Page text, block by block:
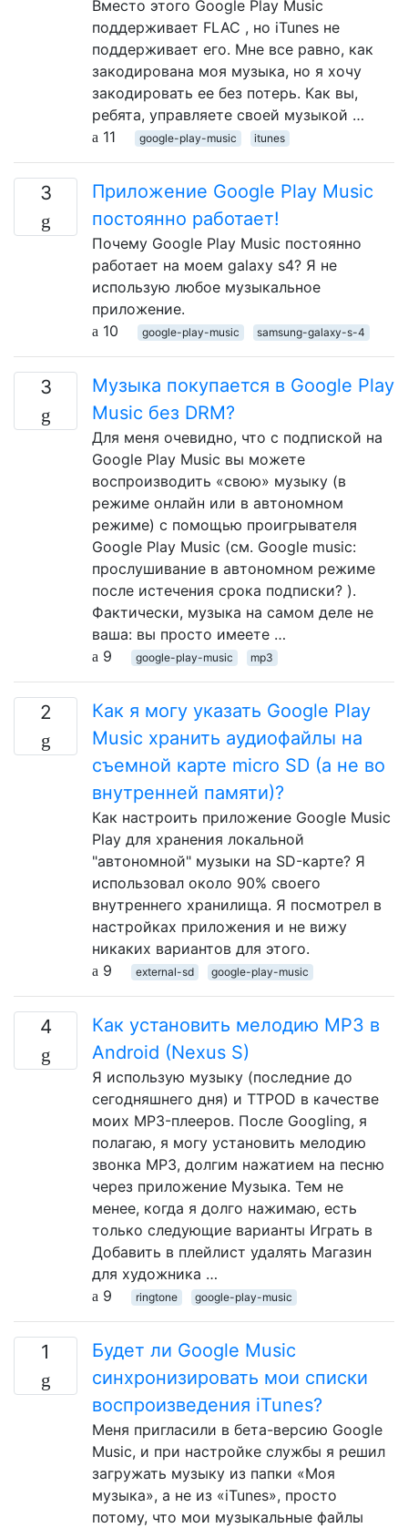
Вместо этого Google Play Music
поддерживает FLAC , но iTunes не
поддерживает его. Мне все равно, как
закодирована моя музыка, но я хочу
закодировать ее без потерь. Как вы,
ребята, управляете своей музыкой …
11
google-play-music itunes
3
Приложение Google Play Music
постоянно работает!
Почему Google Play Music постоянно
работает на моем galaxy s4? Я не
использую любое музыкальное
приложение.
10
google-play-music samsung-galaxy-s-4
3
Музыка покупается в Google Play
Music без DRM?
Для меня очевидно, что с подпиской на
Google Play Music вы можете
воспроизводить «свою» музыку (в
режиме онлайн или в автономном
режиме) с помощью проигрывателя
Google Play Music (см. Google music:
прослушивание в автономном режиме
после истечения срока подписки? ).
Фактически, музыка на самом деле не
ваша: вы просто имеете …
9
google-play-music mp3
2
Как я могу указать Google Play
Music хранить аудиофайлы на
съемной карте micro SD (а не во
внутренней памяти)?
Как настроить приложение Google Music
Play для хранения локальной
"автономной" музыки на SD-карте? Я
использовал около 90% своего
внутреннего хранилища. Я посмотрел в
настройках приложения и не вижу
никаких вариантов для этого.
9
external-sd google-play-music
4
Как установить мелодию MP3 в
Android (Nexus S)
Я использую музыку (последние до
сегодняшнего дня) и TTPOD в качестве
моих MP3-плееров. После Googling, я
полагаю, я могу установить мелодию
звонка MP3, долгим нажатием на песню
через приложение Музыка. Тем не
менее, когда я долго нажимаю, есть
только следующие варианты Играть в
Добавить в плейлист удалять Магазин
для художника …
9
ringtone google-play-music
1
Будет ли Google Music
синхронизировать мои списки
воспроизведения iTunes?
Меня пригласили в бета-версию Google
Music, и при настройке службы я решил
загружать музыку из папки «Моя
музыка», а не из «iTunes», просто
потому, что мои музыкальные файлы